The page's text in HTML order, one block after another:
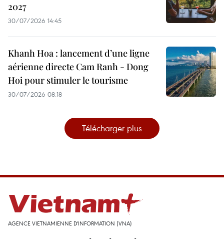
2027
30/07/2026 14:45
Khanh Hoa : lancement d’une ligne
aérienne directe Cam Ranh - Dong
Hoi pour stimuler le tourisme
30/07/2026 08:18
Télécharger plus
AGENCE VIETNAMIENNE D'INFORMATION (VNA)